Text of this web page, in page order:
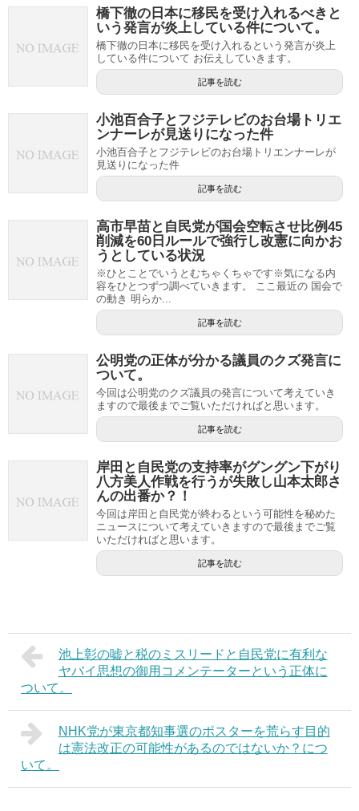
橋下徹の日本に移民を受け入れるべきと
いう発言が炎上している件について。
橋下徹の日本に移民を受け入れるという発言が炎上
している件について お伝えしていきます。
記事を読む
小池百合子とフジテレビのお台場トリエ
ンナーレが見送りになった件
小池百合子とフジテレビのお台場トリエンナーレが
見送りになった件
記事を読む
高市早苗と自民党が国会空転させ比例45
削減を60日ルールで強行し改憲に向かお
うとしている状況
※ひとことでいうとむちゃくちゃです※気になる内
容をひとつずつ調べていきます。 ここ最近の 国会で
の動き 明らか...
記事を読む
公明党の正体が分かる議員のクズ発言に
ついて。
今回は公明党のクズ議員の発言について考えていき
ますので最後までご覧いただければと思います。
記事を読む
岸田と自民党の支持率がグングン下がり
八方美人作戦を行うが失敗し山本太郎さ
んの出番か？！
今回は岸田と自民党が終わるという可能性を秘めた
ニュースについて考えていきますので最後までご覧
いただければと思います。
記事を読む
池上彰の嘘と税のミスリードと自民党に有利な
ヤバイ思想の御用コメンテーターという正体に
ついて。
NHK党が東京都知事選のポスターを荒らす目的
は憲法改正の可能性があるのではないか？につ
いて。